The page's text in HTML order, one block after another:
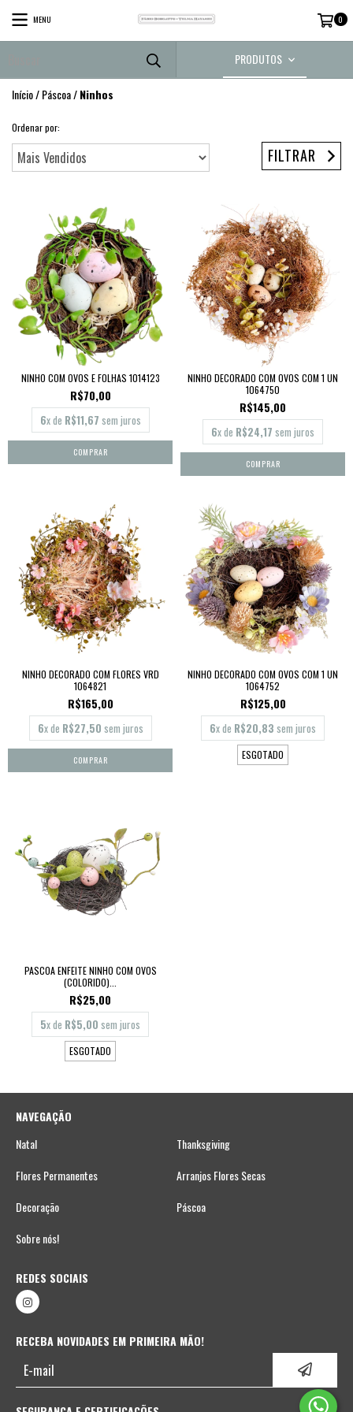
MENU 0
PRODUTOS
Início/Páscoa/Ninhos
Ordenar por:
FILTRAR
NINHO COM OVOS E FOLHAS 1014123
R$70,00
6x de R$11,67 sem juros
NINHO DECORADO COM OVOS COM 1 UN
1064750
R$145,00
6x de R$24,17 sem juros
NINHO DECORADO COM FLORES VRD
1064821
R$165,00
6x de R$27,50 sem juros
NINHO DECORADO COM OVOS COM 1 UN
1064752
R$125,00
6x de R$20,83 sem juros
ESGOTADO
PASCOA ENFEITE NINHO COM OVOS
(COLORIDO)...
R$25,00
5x de R$5,00 sem juros
ESGOTADO
NAVEGAÇÃO
Natal
Thanksgiving
Flores Permanentes
Arranjos Flores Secas
Decoração
Páscoa
Sobre nós!
REDES SOCIAIS
RECEBA NOVIDADES EM PRIMEIRA MÃO!